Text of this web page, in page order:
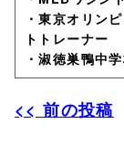
・東京オリン
トトレーナー
・淑徳巣鴨中
<< 前の投稿